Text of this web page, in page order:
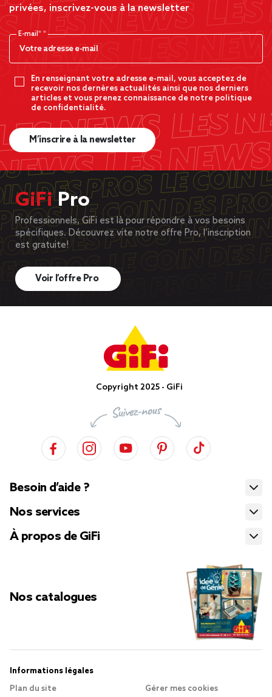
privées, inscrivez-vous à la newsletter
E-mail*
En renseignant votre adresse e-mail, vous acceptez de
recevoir nos dernères actualités ainsi que nos derniers
articles et vous prenez connaissance de notre politique
de confidentialité.
M’inscrire à la newsletter
GiFiPro
Professionnels, GiFi est là pour répondre à vos besoins
spécifiques. Découvrez vite notre offre Pro, l’inscription
est gratuite!
Voir l’offre Pro
Copyright 2025 - GiFi
Besoin d’aide ?
Nos services
À propos de GiFi
Nos catalogues
Informations légales
Plan du site
Gérer mes cookies